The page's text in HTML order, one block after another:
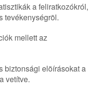
a feliratkozókról,
tevékenységrõl.
mellett az
biztonsági elõírásokat a
vetítve.